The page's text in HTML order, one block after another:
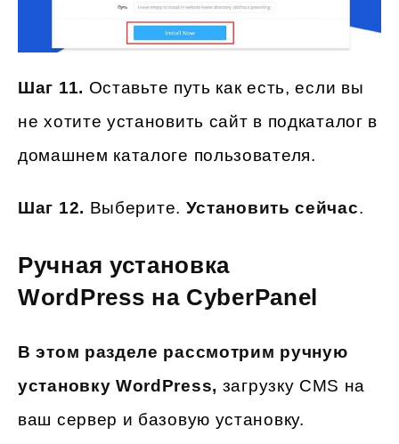
Шаг 11. Оставьте путь как есть, если вы
не хотите установить сайт в подкаталог в
домашнем каталоге пользователя.
Шаг 12. Выберите. Установить сейчас.
Ручная установка
WordPress на CyberPanel
В этом разделе рассмотрим ручную
установку WordPress, загрузку CMS на
ваш сервер и базовую установку.